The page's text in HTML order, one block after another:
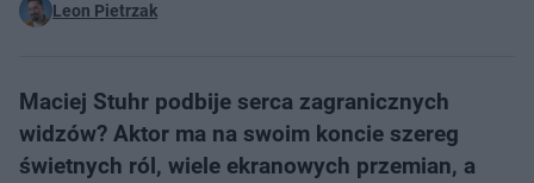
Leon Pietrzak
Maciej Stuhr podbije serca zagranicznych
widzów? Aktor ma na swoim koncie szereg
świetnych ról, wiele ekranowych przemian, a